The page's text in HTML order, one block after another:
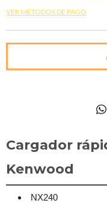
VER MÉTODOS DE PAGO
Cargador
Kenwood
NX240